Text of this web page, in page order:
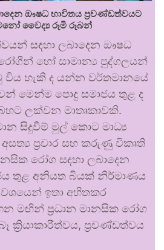
ඖෂධ භාවිතය ප්‍රචණ්ඩත්වයට
වෛද්‍ය රූමි රූබන්
සඳහා ලබාදෙන ඖෂධ
හෝ සාමාන්‍ය පුද්ගලයන්
හැකි ද යන්න වර්තමානයේ
මෙන්ම පොදු සමාජය තුළ ද
ලක්වන මාතෘකාවකි.
සිදුවීම් මුල් කොට මාධ්‍ය
ප්‍රචාර සහ කරුණු විකෘති
රෝග සඳහා ලබාදෙන
තුළ අනියත බියක් නිර්මාණය
ඉතා අහිතකර
මඟින් ප්‍රධාන මානසික රෝග
ක්‍රියාකාරීත්වය, ප්‍රචණ්ඩත්වය